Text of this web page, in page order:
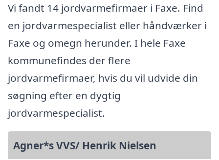
Vi fandt 14 jordvarmefirmaer i Faxe. Find
en jordvarmespecialist eller håndværker i
Faxe og omegn herunder. I hele Faxe
kommunefindes der flere
jordvarmefirmaer, hvis du vil udvide din
søgning efter en dygtig
jordvarmespecialist.
Agner*s VVS/ Henrik Nielsen